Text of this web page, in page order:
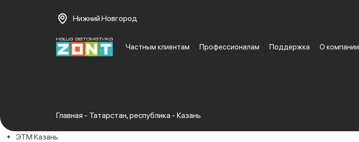
Нижний Новгород
Частным клиентам Профессионалам Поддержка О компании
Главная - Татарстан, республика - Казань
ЭТМ Казань